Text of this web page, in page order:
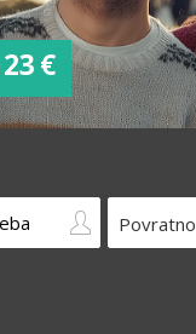
23 €
Povratno